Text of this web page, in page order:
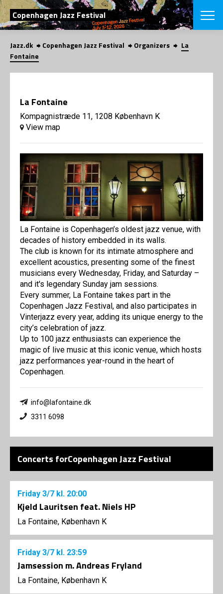
SEARCH
Copenhagen Jazz Festival
Danish
Contributors
Press
Contact us
Privacy
SHOP
Jazz.dk Copenhagen Jazz Festival Organizers
La
Fontaine
La Fontaine
Kompagnistræde 11, 1208 København K
View map
La Fontaine is Copenhagen’s oldest jazz venue, with
decades of history embedded in its walls.
The club is known for its intimate atmosphere and
excellent acoustics, presenting some of the finest
musicians every Wednesday, Friday, and Saturday –
and it's legendary Sunday jam sessions.
Every summer, La Fontaine takes part in the
Copenhagen Jazz Festival, and also participates in
Vinterjazz every year, adding its unique energy to the
city’s celebration of jazz.
Up to 100 jazz enthusiasts can experience the
magic of live music at this iconic venue, which hosts
jazz performances year-round in the heart of
Copenhagen.
info@lafontaine.dk
3311 6098
Concerts forCopenhagen Jazz Festival
Friday 3/7 kl. 20:00
Kjeld Lauritsen feat. Niels HP
La Fontaine, København K
Friday 3/7 kl. 23:59
Jamsession m. Andreas Fryland
La Fontaine, København K